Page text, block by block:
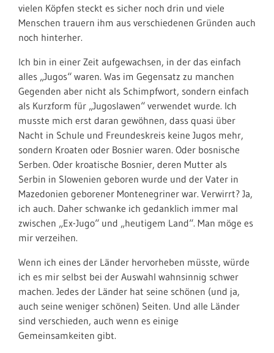
vielen Köpfen steckt es sicher noch drin und viele
Menschen trauern ihm aus verschiedenen Gründen auch
noch hinterher.
Ich bin in einer Zeit aufgewachsen, in der das einfach
alles „Jugos“ waren. Was im Gegensatz zu manchen
Gegenden aber nicht als Schimpfwort, sondern einfach
als Kurzform für „Jugoslawen“ verwendet wurde. Ich
musste mich erst daran gewöhnen, dass quasi über
Nacht in Schule und Freundeskreis keine Jugos mehr,
sondern Kroaten oder Bosnier waren. Oder bosnische
Serben. Oder kroatische Bosnier, deren Mutter als
Serbin in Slowenien geboren wurde und der Vater in
Mazedonien geborener Montenegriner war. Verwirrt? Ja,
ich auch. Daher schwanke ich gedanklich immer mal
zwischen „Ex-Jugo“ und „heutigem Land“. Man möge es
mir verzeihen.
Wenn ich eines der Länder hervorheben müsste, würde
ich es mir selbst bei der Auswahl wahnsinnig schwer
machen. Jedes der Länder hat seine schönen (und ja,
auch seine weniger schönen) Seiten. Und alle Länder
sind verschieden, auch wenn es einige
Gemeinsamkeiten gibt.